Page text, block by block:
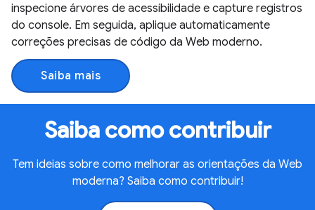
inspecione árvores de acessibilidade e capture registros
do console. Em seguida, aplique automaticamente
correções precisas de código da Web moderno.
Saiba mais
Saiba como contribuir
Tem ideias sobre como melhorar as orientações da Web
moderna? Saiba como contribuir!